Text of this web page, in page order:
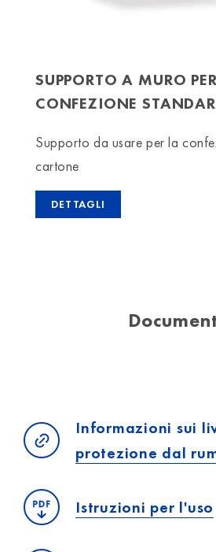
SUPPORTO A MURO
CONFEZIONE
Supporto da usare per la
cartone
DETTAGLI
Informazioni sui
protezione dal
Istruzioni per l'uso